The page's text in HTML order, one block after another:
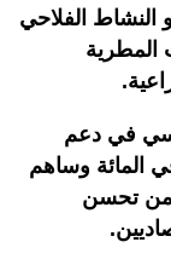
بنمو النشاط الفلاحي
المطرية
في دعم
الاقتصادي، بعدما ارتفع بنسبة 6,1 في المائة وساهم
من تحسن